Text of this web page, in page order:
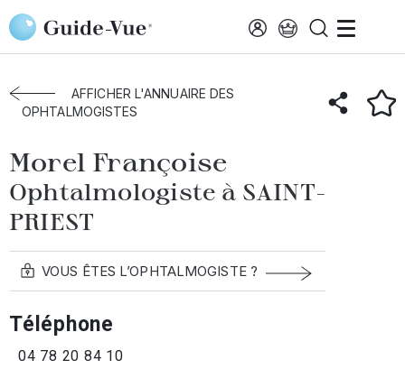
Aller au contenu principal
Accueil Annuaire des ophtalmologistes
Saint-Priest
Morel Françoise
AFFICHER L'ANNUAIRE DES
OPHTALMOGISTES
Morel Françoise
Ophtalmologiste à SAINT-
PRIEST
VOUS ÊTES L’OPHTALMOGISTE ?
Téléphone
04 78 20 84 10